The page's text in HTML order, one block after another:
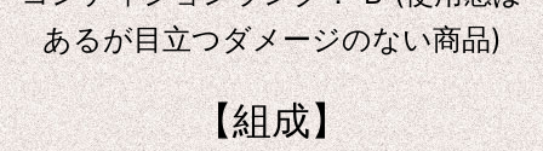
あるが目立つダメージのない商品)
【組成】